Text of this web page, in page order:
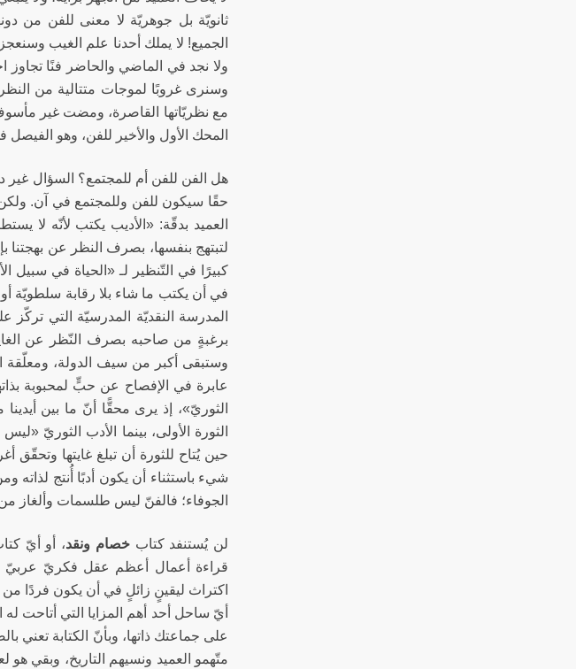
ثانويّة بل جوهريّة لا معنى للفن من
الجميع! لا يملك أحدنا علم الغيب
ولا نجد في الماضي والحاضر فنًا تجاوز
وسنرى غروبًا لموجات متتالية من
مع نظريّاتها القاصرة، ومضت غير
المحك الأول والأخير للفن، وهو
هل الفن للفن أم للمجتمع؟ السؤال غير
حقًا سيكون للفن وللمجتمع في آن. ولكن
العميد بدقّة: «الأديب يكتب لأنّه لا
لتبتهج بنفسها، بصرف النظر عن بهجتنا
كبيرًا في التّنظير لـ «الحياة في سبيل
في أن يكتب ما شاء بلا رقابة سلطويّة
المدرسة النقديّة المدرسيّة التي تركّز
برغبةٍ من صاحبه بصرف النّظر عن
وستبقى أكبر من سيف الدولة، ومعلّقة
عابرة في الإفصاح عن حبٍّ لمحبوبة
الثوريّ»، إذ يرى محقًّا أنّ ما بين أيدينا
الثورة الأولى، بينما الأدب الثوريّ
حين يُتاح للثورة أن تبلغ غايتها وتحقّق
شيء باستثناء أن يكون أدبًا أُنتج لذاته
الجوفاء؛ فالفنّ ليس طلسمات وألغاز
لن يُستنفد كتابخصام ونقد، أو أيّ
قراءة أعمال أعظم عقل فكريّ عربيّ
اكتراث ليقينٍ زائلٍ في أن يكون فردًا
أيّ ساحل أحد أهم المزايا التي أتاحت
على جماعتك ذاتها، وبأنّ الكتابة تعني
متّهمو العميد ونسيهم التاريخ، وبقي